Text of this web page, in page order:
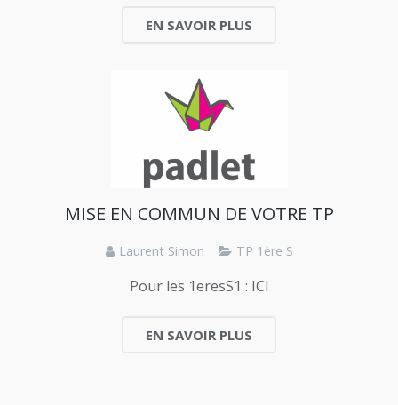
EN SAVOIR PLUS
MISE EN COMMUN DE VOTRE TP
Laurent Simon TP 1ère S
Pour les 1eresS1 : ICI
EN SAVOIR PLUS